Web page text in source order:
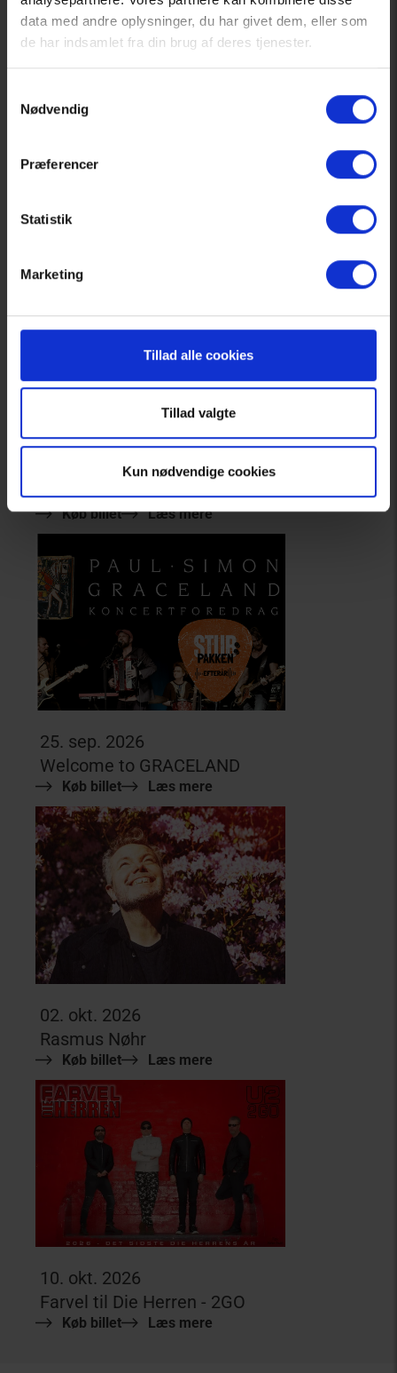
data med andre oplysninger, du har givet dem, eller som
de har indsamlet fra din brug af deres tjenester.
Nødvendig
Præferencer
Statistik
Marketing
Tillad alle cookies
Tillad valgte
Kun nødvendige cookies
STUB:Pakken forår 2027
19. sep. 2026
Kristian Lilholt - Gammel Kniv Helt Skarp
Køb billet Læs mere
25. sep. 2026
Welcome to GRACELAND
Køb billet Læs mere
02. okt. 2026
Rasmus Nøhr
Køb billet Læs mere
10. okt. 2026
Farvel til Die Herren - 2GO
Køb billet Læs mere